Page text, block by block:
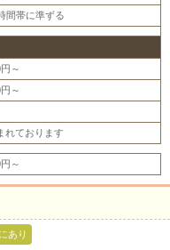
間帯に準ずる
～
～
れております
～
あり
する